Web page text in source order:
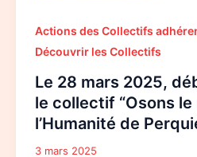
Actions des Collectifs
Découvrir les Collectifs
Le 28 mars 2025,
le collectif “Osons le
l’Humanité de
3 mars 2025